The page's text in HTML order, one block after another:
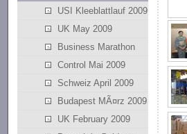
USI Kleeblattlauf 2009
UK May 2009
Business Marathon
Control Mai 2009
Schweiz April 2009
Budapest MÃ¤rz 2009
UK February 2009